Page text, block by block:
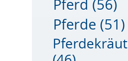
Pferd (56)
Pferde (51)